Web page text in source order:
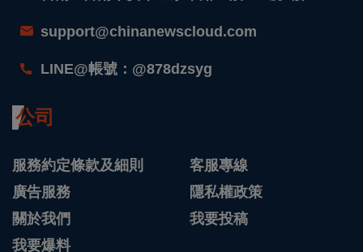
support@chinanewscloud.com
LINE@帳號：@878dzsyg
公司
服務約定條款及細則
客服專線
廣告服務
隱私權政策
關於我們
我要投稿
我要爆料